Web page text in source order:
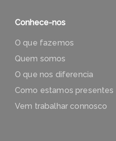
Conhece-nos
O que fazemos
Quem somos
O que nos diferencia
Como estamos presentes
Vem trabalhar connosco